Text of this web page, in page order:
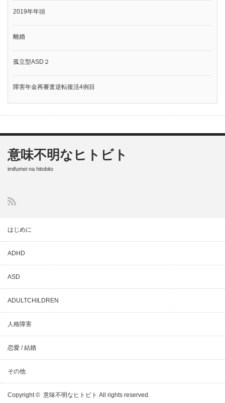
2019年年頭
離婚
孤立型ASD２
障害年金再審査逆転復活4例目
意味不明なヒトビト
imifumei na hitobito
はじめに
ADHD
ASD
ADULTCHILDREN
人格障害
恋愛 / 結婚
その他
Copyright © 意味不明なヒトビト All rights reserved.